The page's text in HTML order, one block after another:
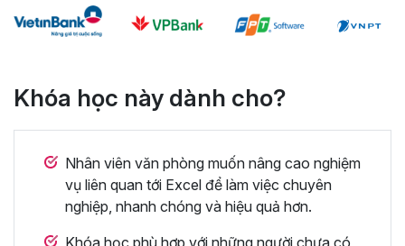
Khóa học này dành cho?
Nhân viên văn phòng muốn nâng cao nghiệm
vụ liên quan tới Excel để làm việc chuyên
nghiệp, nhanh chóng và hiệu quả hơn.